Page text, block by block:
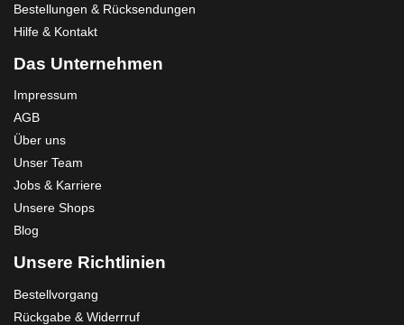
Bestellungen & Rücksendungen
Hilfe & Kontakt
Das Unternehmen
Impressum
AGB
Über uns
Unser Team
Jobs & Karriere
Unsere Shops
Blog
Unsere Richtlinien
Bestellvorgang
Rückgabe & Widerrruf